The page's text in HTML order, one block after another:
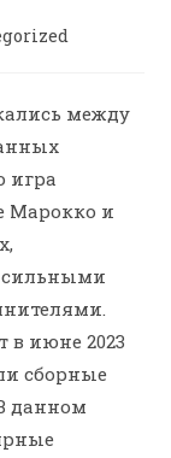
между
игра
Марокко и
сильными
в июне 2023
сборные
данном